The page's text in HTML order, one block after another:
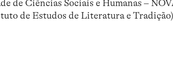
de Ciências Sociais e Humanas –
de Estudos de Literatura e